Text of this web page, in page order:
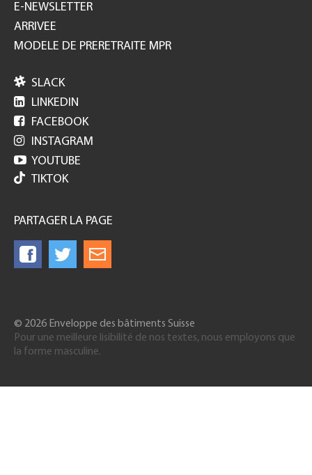
E-NEWSLETTER
ARRIVEE
MODELE DE PRERETRAITE MPR
 SLACK
 LINKEDIN
 FACEBOOK
 INSTAGRAM
 YOUTUBE
TIKTOK
PARTAGER LA PAGE
© 2026 Enveloppe des bâtiments Suisse
Pour une meilleure lisibilité de nos textes, nous employons que
la forme masculine.